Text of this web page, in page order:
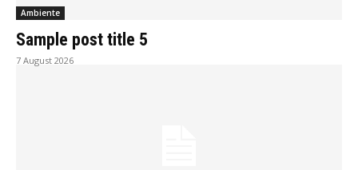
Ambiente
Sample post title 5
7 August 2026